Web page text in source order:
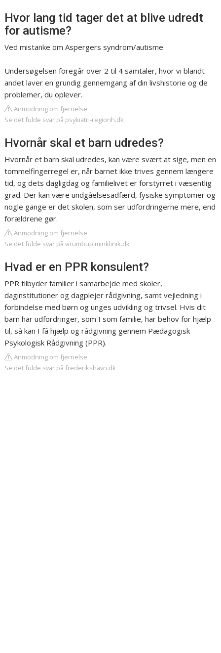
Hvor lang tid tager det at blive udredt
for autisme?
Ved mistanke om Aspergers syndrom/autisme
Undersøgelsen foregår over 2 til 4 samtaler, hvor vi blandt
andet laver en grundig gennemgang af din livshistorie og de
problemer, du oplever.
Anmodning om fjernelse
Se det fulde svar på psykiatri-regionh.dk
Hvornår skal et barn udredes?
Hvornår et barn skal udredes, kan være svært at sige, men en
tommelfingerregel er, når barnet ikke trives gennem længere
tid, og dets dagligdag og familielivet er forstyrret i væsentlig
grad. Der kan være undgåelsesadfærd, fysiske symptomer og
nogle gange er det skolen, som ser udfordringerne mere, end
forældrene gør.
Anmodning om fjernelse
Se det fulde svar på virumbup.minklinik.dk
Hvad er en PPR konsulent?
PPR tilbyder familier i samarbejde med skoler,
daginstitutioner og dagplejer rådgivning, samt vejledning i
forbindelse med børn og unges udvikling og trivsel. Hvis dit
barn har udfordringer, som I som familie, har behov for hjælp
til, så kan I få hjælp og rådgivning gennem Pædagogisk
Psykologisk Rådgivning (PPR).
Anmodning om fjernelse
Se det fulde svar på frederikshavn.dk